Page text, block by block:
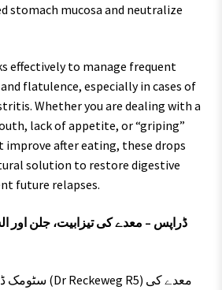
stomach mucosa and neutralize
effectively to manage frequent
flatulence, especially in cases of
Whether you are dealing with a
lack of appetite, or “griping”
after eating, these drops
solution to restore digestive
future relapses.